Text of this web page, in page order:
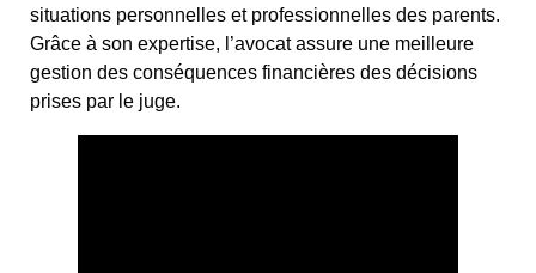
situations personnelles et professionnelles des parents.
Grâce à son expertise, l’avocat assure une meilleure
gestion des conséquences financières des décisions
prises par le juge.